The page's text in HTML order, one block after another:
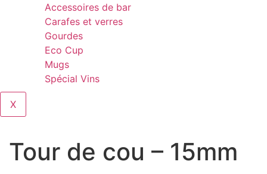
Accessoires de bar
Carafes et verres
Gourdes
Eco Cup
Mugs
Spécial Vins
X
Tour de cou – 15mm